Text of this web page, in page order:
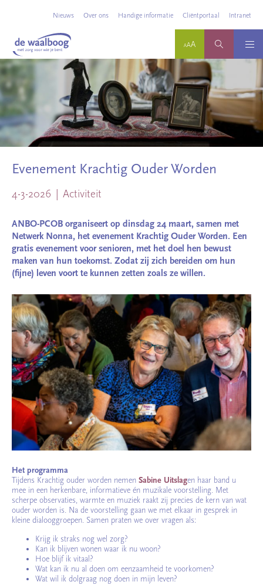
Nieuws Over ons Handige informatie Cliëntportaal Intranet
Evenement Krachtig Ouder Worden
4-3-2026 Activiteit
ANBO-PCOB organiseert op dinsdag 24 maart, samen met
Netwerk Nonna, het evenement Krachtig Ouder Worden. Een
gratis evenement voor senioren, met het doel hen bewust
maken van hun toekomst. Zodat zij zich bereiden om hun
(fijne) leven voort te kunnen zetten zoals ze willen.
Het programma
Tijdens Krachtig ouder worden nemen Sabine Uitslagen haar band u
mee in een herkenbare, informatieve én muzikale voorstelling. Met
scherpe observaties, warmte en muziek raakt zij precies de kern van wat
ouder worden is. Na de voorstelling gaan we met elkaar in gesprek in
kleine dialooggroepen. Samen praten we over vragen als:
Krijg ik straks nog wel zorg?
Kan ik blijven wonen waar ik nu woon?
Hoe blijf ik vitaal?
Wat kan ik nu al doen om eenzaamheid te voorkomen?
Wat wil ik dolgraag nog doen in mijn leven?